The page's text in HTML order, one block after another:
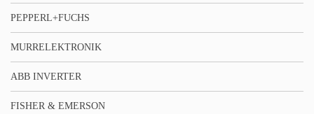
PEPPERL+FUCHS
MURRELEKTRONIK
ABB INVERTER
FISHER & EMERSON